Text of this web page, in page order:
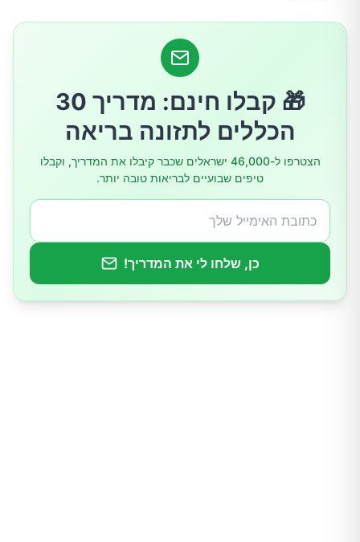
כיצד מאובחנת כתף קפואה?
איך מטפלים בכתף קפואה?
🎁 קבלו חינם: מדריך 30
הכללים לתזונה בריאה
הצטרפו ל-46,000 ישראלים שכבר קיבלו את המדריך, וקבלו
טיפים שבועיים לבריאות טובה יותר.
כן, שלחו לי את המדריך!